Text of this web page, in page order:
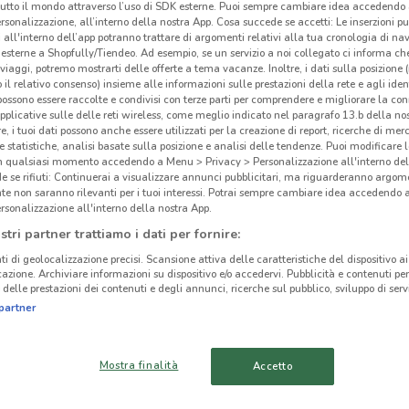
volantini nella tua zona. Riprova più tardi.
LENOVO
MONTEROTONDO
LENOVO CIAMPINO
il mondo attraverso l’uso di SDK esterne. Puoi sempre cambiare idea accedendo
all’interno della nostra App. Cosa succede se accetti: Le inserzioni
all'interno dell’app potranno trattare di argomenti relativi alla tua cronologia di
a Shopfully/Tiendeo. Ad esempio, se un servizio a noi collegato ci informa
potremo mostrarti delle offerte a tema vacanze. Inoltre, i dati sulla posizione
il relativo consenso) insieme alle informazioni sulle prestazioni della rete e agli
essere raccolte e condivisi con terze parti per comprendere e migliorare la
sulle delle reti wireless, come meglio indicato nel paragrafo 13.b della
i tuoi dati possono anche essere utilizzati per la creazione di report, ricerche di
statistiche, analisi basate sulla posizione e analisi delle tendenze. Puoi modificare
qualsiasi momento accedendo a Menu > Privacy > Personalizzazione all'interno
se rifiuti: Continuerai a visualizzare annunci pubblicitari, ma riguarderanno
non saranno rilevanti per i tuoi interessi. Potrai sempre cambiare idea accedendo
all'interno della nostra App.
partner trattiamo i dati per fornire:
di geolocalizzazione precisi. Scansione attiva delle caratteristiche del dispositivo
Archiviare informazioni su dispositivo e/o accedervi. Pubblicità e contenuti
prestazioni dei contenuti e degli annunci, ricerche sul pubblico, sviluppo di
Mostra finalità Accetto